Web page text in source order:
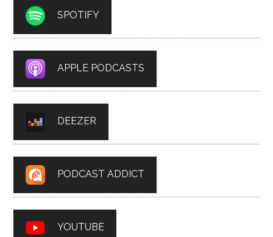
SPOTIFY
APPLE PODCASTS
DEEZER
PODCAST ADDICT
YOUTUBE